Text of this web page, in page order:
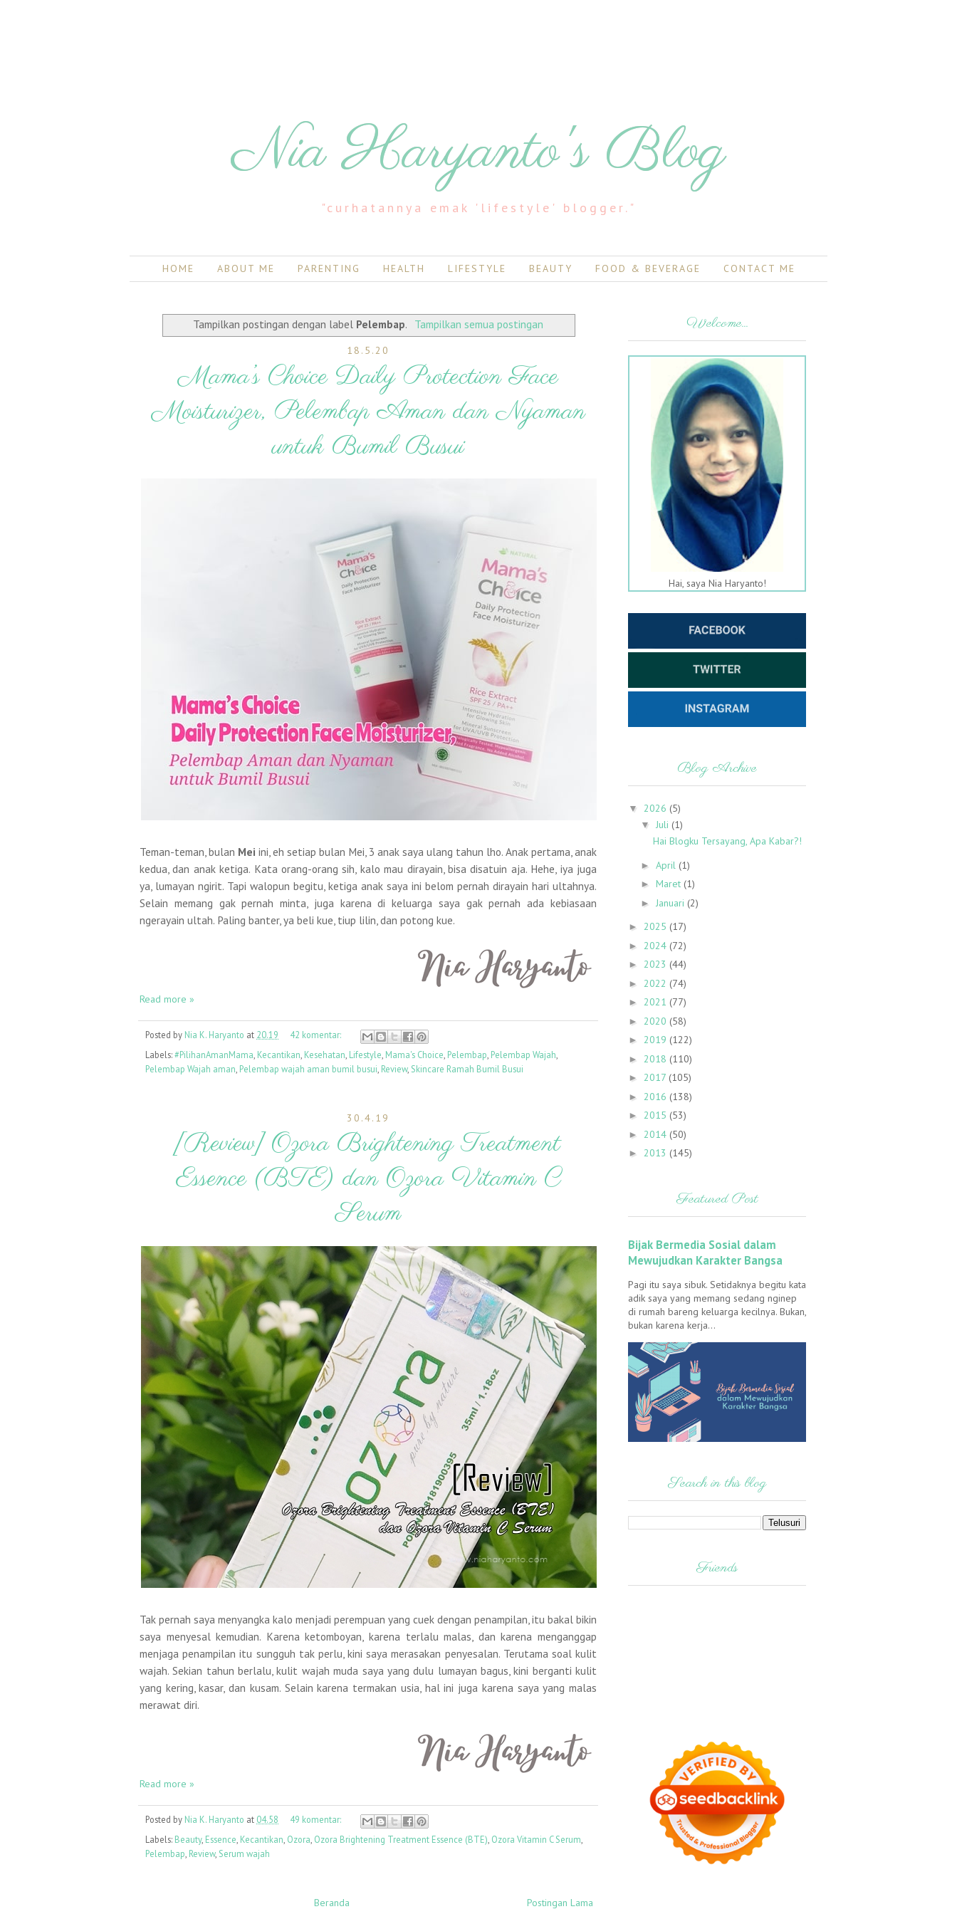
Nia Haryanto's Blog
"curhatannya emak 'lifestyle' blogger."
HOME ABOUT ME PARENTING HEALTH LIFESTYLE BEAUTY FOOD & BEVERAGE CONTACT ME
Tampilkan postingan dengan label Pelembap. Tampilkan semua postingan
18.5.20
Mama’s Choice Daily Protection Face
Moisturizer, Pelembap Aman dan Nyaman
untuk Bumil Busui
Teman-teman, bulan Mei ini, eh setiap bulan Mei, 3 anak saya ulang tahun lho. Anak pertama, anak
kedua, dan anak ketiga. Kata orang-orang sih, kalo mau dirayain, bisa disatuin aja. Hehe, iya juga
ya, lumayan ngirit. Tapi walopun begitu, ketiga anak saya ini belom pernah dirayain hari ultahnya.
Selain memang gak pernah minta, juga karena di keluarga saya gak pernah ada kebiasaan
ngerayain ultah. Paling banter, ya beli kue, tiup lilin, dan potong kue.
Read more »
Posted by Nia K. Haryanto at 20.19
42 komentar:
Labels:#PilihanAmanMama Kecantikan Kesehatan Lifestyle Mama's Choice Pelembap Pelembap Wajah
Pelembap Wajah aman Pelembap wajah aman bumil busui Review, Skincare Ramah Bumil Busui
30.4.19
[Review] Ozora Brightening Treatment
Essence (BTE) dan Ozora Vitamin C
Serum
Tak pernah saya menyangka kalo menjadi perempuan yang cuek dengan penampilan, itu bakal bikin
saya menyesal kemudian. Karena ketomboyan, karena terlalu malas, dan karena menganggap
menjaga penampilan itu sungguh tak perlu, kini saya merasakan penyesalan. Terutama soal kulit
wajah. Sekian tahun berlalu, kulit wajah muda saya yang dulu lumayan bagus, kini berganti kulit
yang kering, kasar, dan kusam. Selain karena termakan usia, hal ini juga karena saya yang malas
merawat diri.
Read more »
Posted by Nia K. Haryanto at 04.58
49 komentar:
Labels: Beauty, Essence Kecantikan Ozora Ozora Brightening Treatment Essence (BTE) Ozora Vitamin C Serum
Pelembap Review, Serum wajah
Postingan Lama
Beranda
Welcome...
Hai, saya Nia Haryanto!
Blog Archive
▼ 2026 (5)
▼ Juli (1)
Hai Blogku Tersayang, Apa Kabar?!
► April (1)
► Maret (1)
► Januari (2)
► 2025 (17)
► 2024 (72)
► 2023 (44)
► 2022 (74)
► 2021 (77)
► 2020 (58)
► 2019 (122)
► 2018 (110)
► 2017 (105)
► 2016 (138)
► 2015 (53)
► 2014 (50)
► 2013 (145)
Featured Post
Bijak Bermedia Sosial dalam
Mewujudkan Karakter Bangsa
Pagi itu saya sibuk. Setidaknya begitu kata
adik saya yang memang sedang nginep
di rumah bareng keluarga kecilnya. Bukan,
bukan karena kerja...
Search in this blog
Friends